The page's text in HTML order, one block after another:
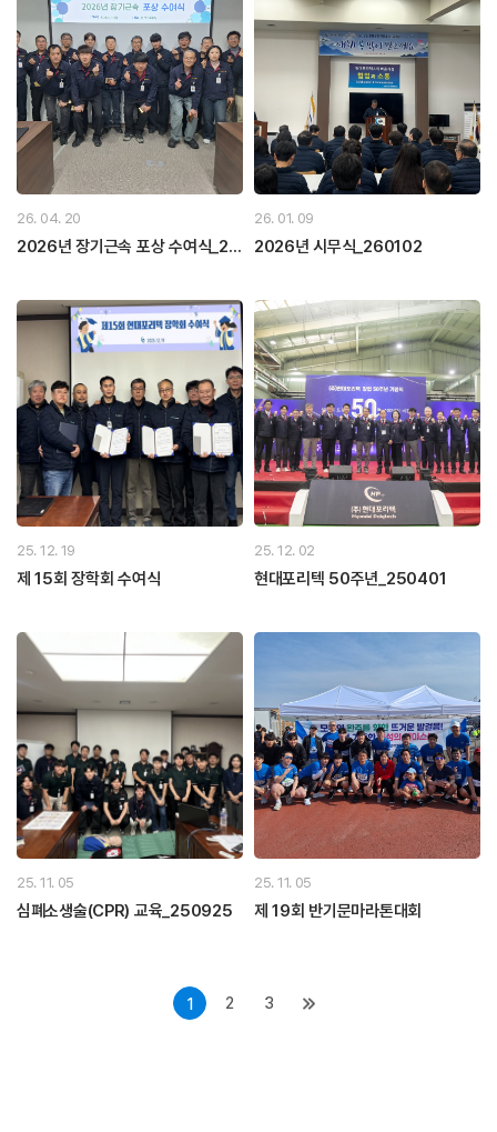
26. 04. 20
2026년 장기근속 포상 수여식_26
26. 01. 09
2026년 시무식_260102
25. 12. 19
제 15회 장학회 수여식
25. 12. 02
현대포리텍 50주년_250401
25. 11. 05
심폐소생술(CPR) 교육_250925
25. 11. 05
제 19회 반기문마라톤대회
1 2 3